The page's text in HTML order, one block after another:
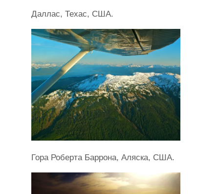
Даллас, Техас, США.
Гора Роберта Баррона, Аляска, США.